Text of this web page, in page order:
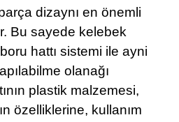
dizaynı en önemli
Bu sayede kelebek
hattı sistemi ile ayni
olanağı
plastik malzemesi,
özelliklerine, kullanım